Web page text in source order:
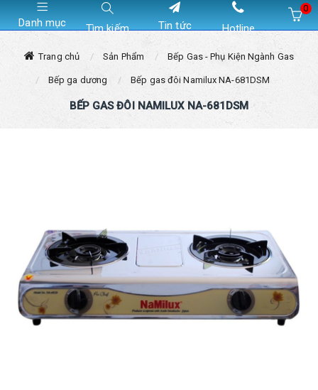
Danh mục Tìm kiếm Tin tức Hotline
0
Trang chủ Sản Phẩm Bếp Gas - Phụ Kiện Ngành Gas
Bếp ga dương Bếp gas đôi Namilux NA-681DSM
BẾP GAS ĐÔI NAMILUX NA-681DSM